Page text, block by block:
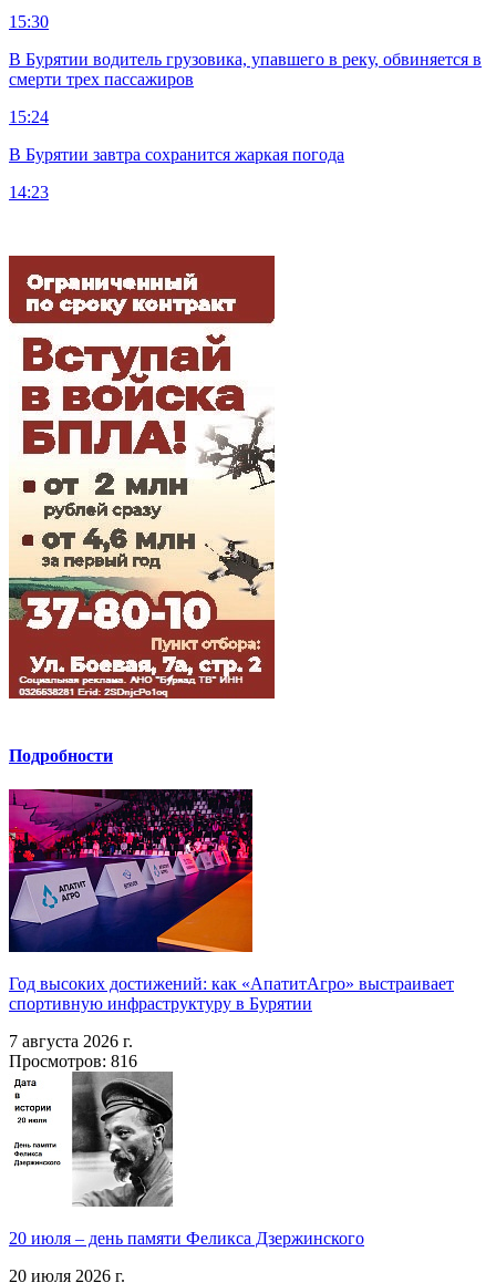
15:30
В Бурятии водитель грузовика, упавшего в реку, обвиняется в
смерти трех пассажиров
15:24
В Бурятии завтра сохранится жаркая погода
14:23
Подробности
Год высоких достижений: как «АпатитАгро» выстраивает
спортивную инфраструктуру в Бурятии
7 августа 2026 г.
Просмотров: 816
20 июля – день памяти Феликса Дзержинского
20 июля 2026 г.